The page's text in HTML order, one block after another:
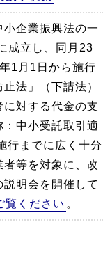
小企業振興法の一
成立し、同月23
1月1日から施行
法」（下請法）
対する代金の支
中小受託取引適
行までに広く十分
等を対象に、改
明会を開催して
覧ください 。